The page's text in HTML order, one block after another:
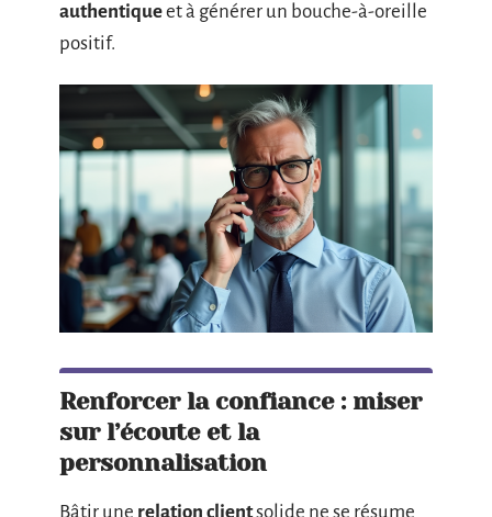
authentiqueet à générer un bouche-à-oreille
positif.
Renforcer la confiance : miser
sur l’écoute et la
personnalisation
Bâtir une relation clientsolide ne se résume